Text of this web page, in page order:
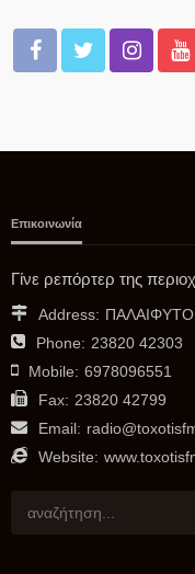
Δ. ΣΚΎΔΡΑΣ
Δήλωση της Δημάρχου
Επικοινωνία
Γίνε ρεπόρτερ της
Address: ΠΑΛΑΙΦΥΤΟ
Phone: 23820 42303
Mobile: 6978096551
Fax: 23820 42799
Email:
Website: